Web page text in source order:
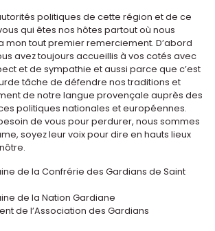
politiques de cette région et de ce
qui êtes nos hôtes partout où nous
mon tout premier remerciement. D’abord
avez toujours accueillis à vos cotés avec
et de sympathie et aussi parce que c’est
tâche de défendre nos traditions et
de notre langue provençale auprès des
politiques nationales et européennes.
de vous pour perdurer, nous sommes
soyez leur voix pour dire en hauts lieux
de la Confrérie des Gardians de Saint
de la Nation Gardiane
de l’Association des Gardians